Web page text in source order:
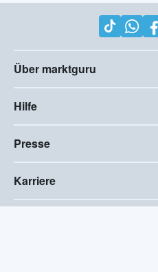
Über marktguru
Hilfe
Presse
Karriere